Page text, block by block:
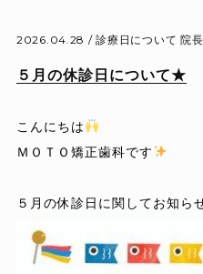
2026.04.28 /診療日について 院
５月の休診日について★
こんにちは
ＭＯＴＯ矯正歯科です
５月の休診日に関してお知ら